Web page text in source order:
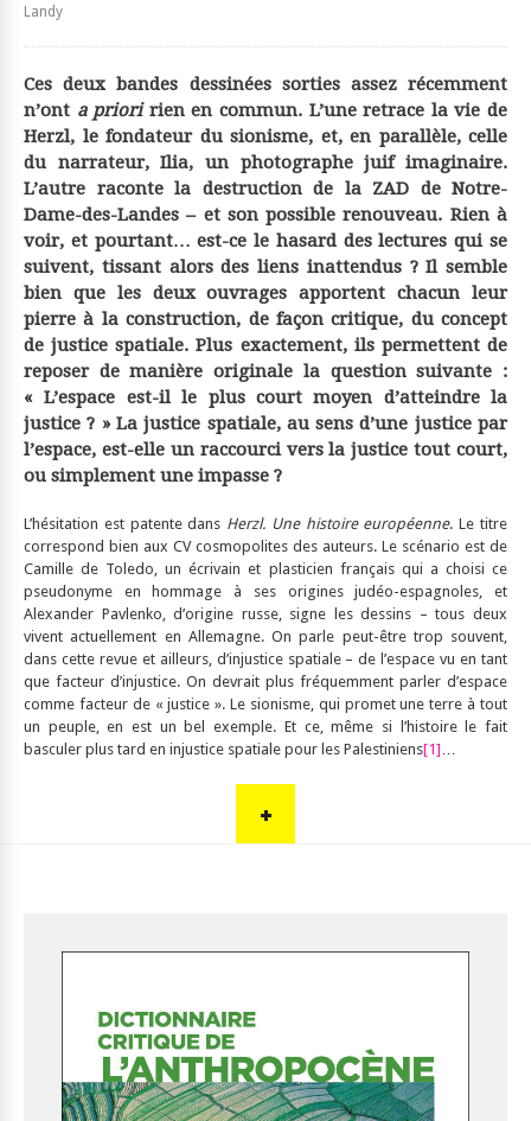
Landy
Ces deux bandes dessinées sorties assez récemment
n’ont a prioririen en commun. L’une retrace la vie de
Herzl, le fondateur du sionisme, et, en parallèle, celle
du narrateur, Ilia, un photographe juif imaginaire.
L’autre raconte la destruction de la ZAD de Notre-
Dame-des-Landes – et son possible renouveau. Rien à
voir, et pourtant… est-ce le hasard des lectures qui se
suivent, tissant alors des liens inattendus ? Il semble
bien que les deux ouvrages apportent chacun leur
pierre à la construction, de façon critique, du concept
de justice spatiale. Plus exactement, ils permettent de
reposer de manière originale la question suivante :
« L’espace est-il le plus court moyen d’atteindre la
justice ? » La justice spatiale, au sens d’une justice par
l’espace, est-elle un raccourci vers la justice tout court,
ou simplement une impasse ?
L’hésitation est patente dans Herzl. Une histoire européenne. Le titre
correspond bien aux CV cosmopolites des auteurs. Le scénario est de
Camille de Toledo, un écrivain et plasticien français qui a choisi ce
pseudonyme en hommage à ses origines judéo-espagnoles, et
Alexander Pavlenko, d’origine russe, signe les dessins – tous deux
vivent actuellement en Allemagne. On parle peut-être trop souvent,
dans cette revue et ailleurs, d’injustice spatiale – de l’espace vu en tant
que facteur d’injustice. On devrait plus fréquemment parler d’espace
comme facteur de « justice ». Le sionisme, qui promet une terre à tout
un peuple, en est un bel exemple. Et ce, même si l’histoire le fait
basculer plus tard en injustice spatiale pour les Palestiniens[1]